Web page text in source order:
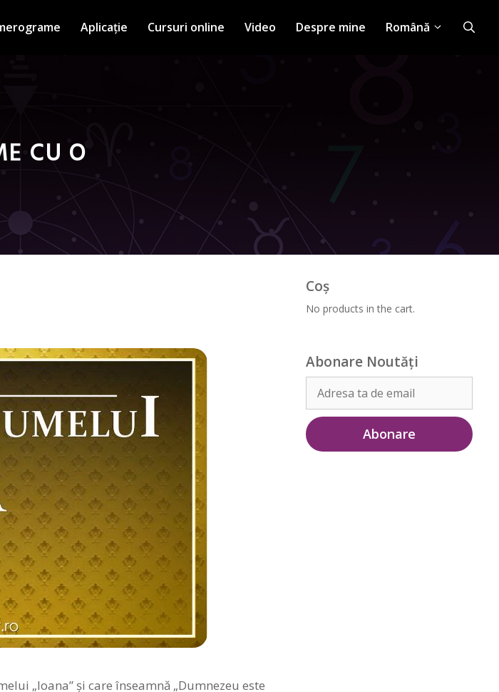
Aplicație Cursuri online Video Despre mine Română
CU O
„Ioana” şi care înseamnă „Dumnezeu este
Coș
No products in the cart.
Abonare Noutăți